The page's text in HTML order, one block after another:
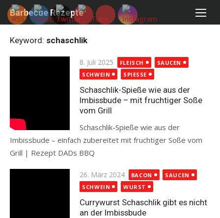
Skip
Barbecue Rezepte
Keyword: schaschlik
Posted
on
8. Juli 2025 FLEISCH
SAUCEN
SCHWEIN
SPIESSE
Schaschlik-Spieße wie aus der
Imbissbude – mit fruchtiger Soße
vom Grill
Schaschlik-Spieße wie aus der
Imbissbude – einfach zubereitet mit fruchtiger Soße vom
Grill | Rezept DADs BBQ
Posted
on
26. März 2024 BACON
SAUCEN
SCHWEIN
WURST
Currywurst Schaschlik gibt es nicht
an der Imbissbude